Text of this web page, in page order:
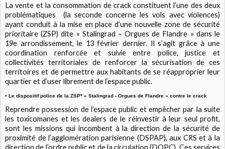
La vente et la consommation de crack constituent l’une des deux
problématiques (la seconde concerne les vols avec violences)
ayant conduit à la mise en place d’une nouvelle zone de sécurité
prioritaire (ZSP) dite « Stalingrad – Orgues de Flandre » dans le
19e arrondissement, le 13 février dernier. Il s’agit grâce à une
coordination renforcée et suivie entre police, justice et
collectivités territoriales de renforcer la sécurisation de ces
territoires et de permettre aux habitants de se réapproprier leur
quartier et d’user librement de l’espace public.
• Le dispositif police de la ZSP* « Stalingrad - Orgues de Flandre » contre le crack
Reprendre possession de l’espace public et empêcher par la suite
les toxicomanes et les dealers de le réinvestir à leur seul profit,
sont les missions qui incombent à la direction de la sécurité de
proximité de l’agglomération parisienne (DSPAP), aux CRS et à la
direction de l’ordre public et de la circulation (DOPC). Ces services